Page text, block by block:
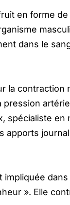
en forme
dans le
la contraction
pression
spécialiste en
apports
». Elle